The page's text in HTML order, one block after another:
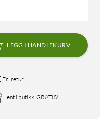
LEGG I HANDLEKURV
Fri retur
Hent i butikk, GRATIS!